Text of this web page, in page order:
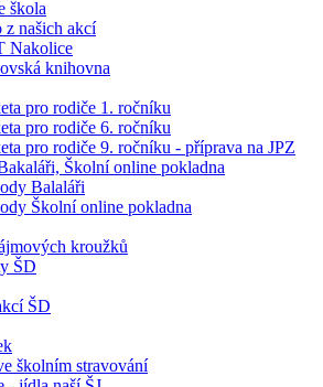
škola
z našich akcí
Nakolice
knihovna
pro rodiče 1. ročníku
pro rodiče 6. ročníku
pro rodiče 9. ročníku - příprava na JPZ
Školní online pokladna
Balaláři
Školní online pokladna
kroužků
ŠD
ŠD
školním stravování